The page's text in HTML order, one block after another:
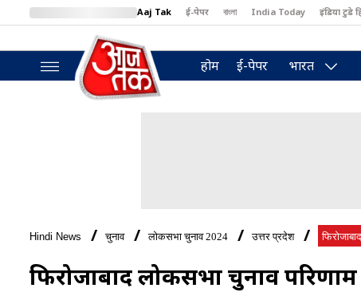
Aaj Tak ई-पेपर বাংলা India Today इंडिया टुडे
BT Bazaar
होम ई-पेपर भारत
Hindi News चुनाव लोकसभा चुनाव 2024 उत्तर प्रदेश फिरोजाबाद
फिरोजाबाद लोकसभा चुनाव